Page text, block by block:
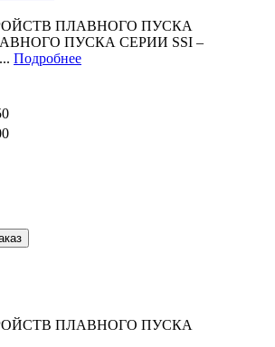
ПЛАВНОГО ПУСКА
ПУСКА СЕРИИ SSI –
Подробнее
ПЛАВНОГО ПУСКА